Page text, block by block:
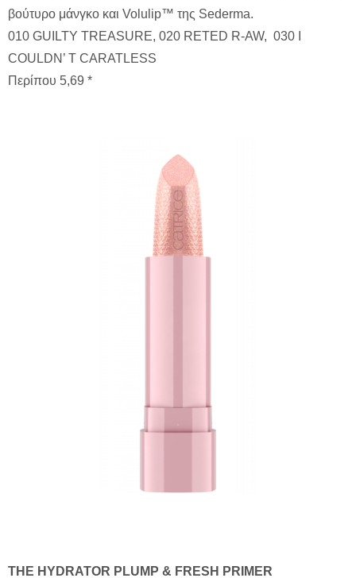
βούτυρο μάνγκο και Volulip™ της Sederma.
010 GUILTY TREASURE, 020 RETED R-AW, 030 I
COULDN’ T CARATLESS
Περίπου 5,69 *
THE HYDRATOR PLUMP & FRESH PRIMER